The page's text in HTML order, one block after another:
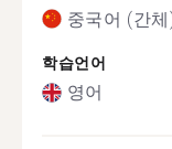
중국어 (간체
학습언어
영어